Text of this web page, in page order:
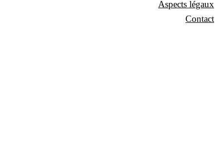
Aspects légaux
Contact